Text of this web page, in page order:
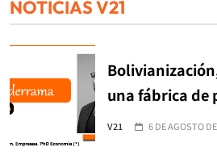
NOTICIAS V21
una fábrica de
V21 6 DE AGOSTO